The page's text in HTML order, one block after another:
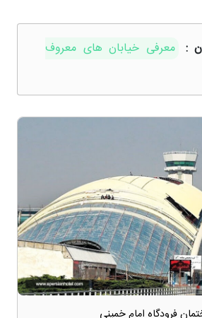
: معرفی خیابان های معروف
فرودگاه امام خمینی